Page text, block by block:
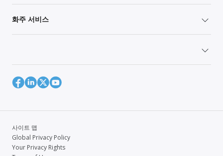
화주 서비스
사이트 맵
Global Privacy Policy
Your Privacy Rights